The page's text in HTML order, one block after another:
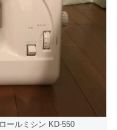
ールミシン KD-550